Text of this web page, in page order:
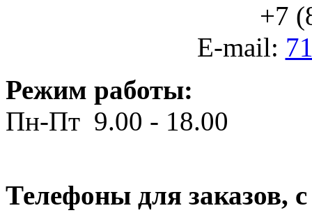
+7
E-mail:
Режим работы:
Пн-Пт 9.00 - 18.00
Телефоны для заказов,